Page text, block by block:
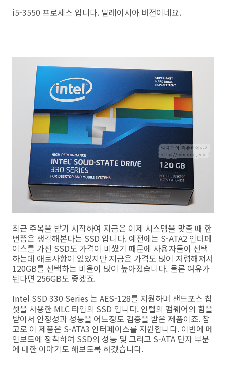
i5-3550 프로세스 입니다. 말레이시아 버전이네요.
최근 주목을 받기 시작하여 지금은 이제 시스템을 맞출 때 한
번쯤은 생각해본다는 SSD 입니다. 예전에는 S-ATA2 인터페
이스를 가진 SSD도 가격이 비쌌기 때문에 사용자들이 선택
하는데 애로사항이 있었지만 지금은 가격도 많이 저렴해져서
120GB를 선택하는 비율이 많이 높아졌습니다. 물론 여유가
된다면 256GB도 좋겠죠.
Intel SSD 330 Series 는 AES-128를 지원하며 샌드포스 칩
셋을 사용한 MLC 타입의 SSD 입니다. 인텔의 펌웨어의 힘을
받아서 안정성과 성능을 어느정도 검증을 받은 제품이죠. 참
고로 이 제품은 S-ATA3 인터페이스를 지원합니다. 이번에 메
인보드에 장착하여 SSD의 성능 및 그리고 S-ATA 단자 부분
에 대한 이야기도 해보도록 하겠습니다.